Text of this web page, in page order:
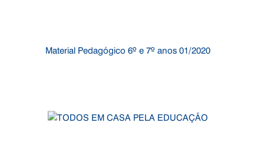
Material Pedagógico 6º e 7º anos 01/2020